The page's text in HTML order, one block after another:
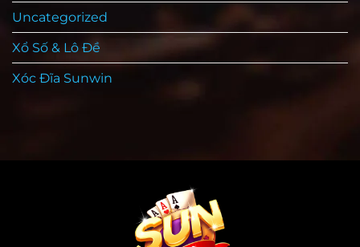
Uncategorized
Xổ Số & Lô Đề
Xóc Đĩa Sunwin